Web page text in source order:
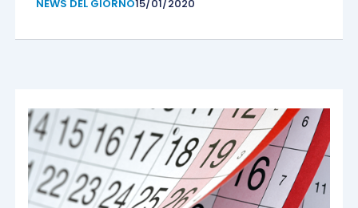
NEWS DEL GIORNO15/01/2020